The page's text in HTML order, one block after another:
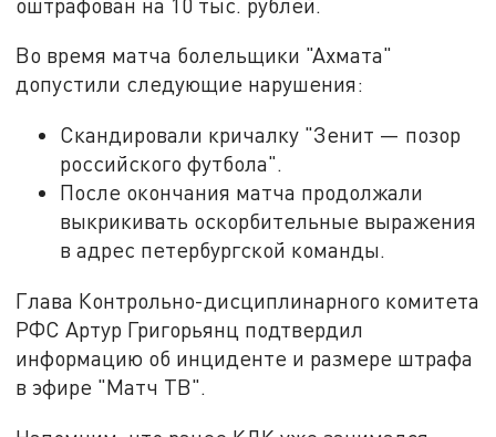
Во время матча болельщики "Ахмата"
допустили следующие нарушения:
Скандировали кричалку "Зенит — позор
российского футбола".
После окончания матча продолжали
выкрикивать оскорбительные выражения
в адрес петербургской команды.
Глава Контрольно-дисциплинарного комитета
РФС Артур Григорьянц подтвердил
информацию об инциденте и размере штрафа
в эфире "Матч ТВ".